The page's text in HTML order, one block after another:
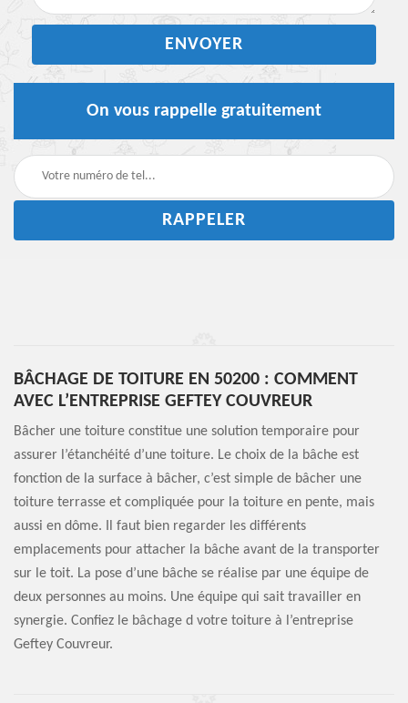
On vous rappelle gratuitement
BÂCHAGE DE TOITURE EN 50200 : COMMENT
AVEC L’ENTREPRISE GEFTEY COUVREUR
Bâcher une toiture constitue une solution temporaire pour
assurer l’étanchéité d’une toiture. Le choix de la bâche est
fonction de la surface à bâcher, c’est simple de bâcher une
toiture terrasse et compliquée pour la toiture en pente, mais
aussi en dôme. Il faut bien regarder les différents
emplacements pour attacher la bâche avant de la transporter
sur le toit. La pose d’une bâche se réalise par une équipe de
deux personnes au moins. Une équipe qui sait travailler en
synergie. Confiez le bâchage d votre toiture à l’entreprise
Geftey Couvreur.